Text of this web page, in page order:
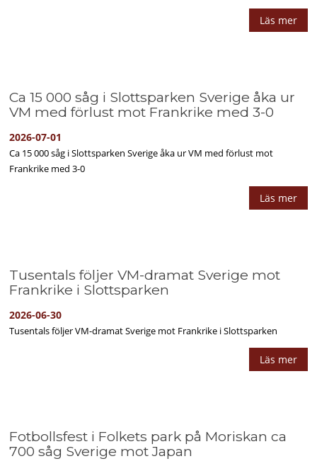
Läs mer
Ca 15 000 såg i Slottsparken Sverige åka ur
VM med förlust mot Frankrike med 3-0
2026-07-01
Ca 15 000 såg i Slottsparken Sverige åka ur VM med förlust mot
Frankrike med 3-0
Läs mer
Tusentals följer VM-dramat Sverige mot
Frankrike i Slottsparken
2026-06-30
Tusentals följer VM-dramat Sverige mot Frankrike i Slottsparken
Läs mer
Fotbollsfest i Folkets park på Moriskan ca
700 såg Sverige mot Japan